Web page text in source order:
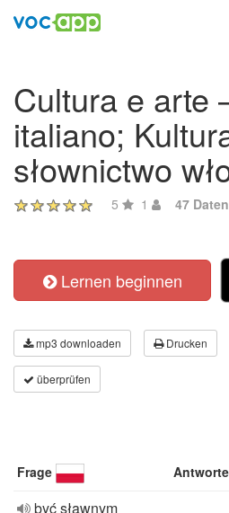
Cultura e arte
italiano;
słownictwo
5 1 47
Lernen beginnen
mp3 downloaden Drucken
überprüfen
Frage
być sławnym